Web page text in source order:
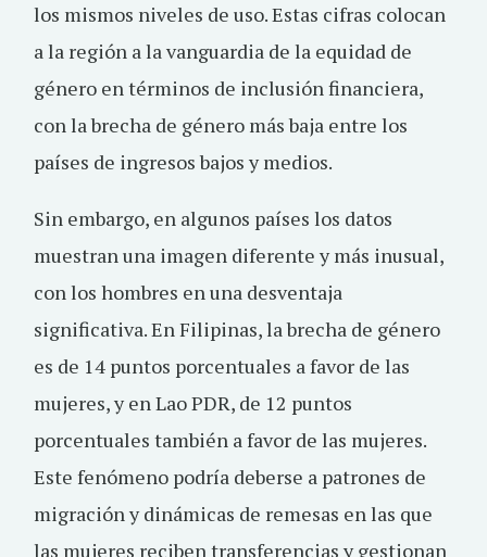
los mismos niveles de uso. Estas cifras colocan
a la región a la vanguardia de la equidad de
género en términos de inclusión financiera,
con la brecha de género más baja entre los
países de ingresos bajos y medios.
Sin embargo, en algunos países los datos
muestran una imagen diferente y más inusual,
con los hombres en una desventaja
significativa. En Filipinas, la brecha de género
es de 14 puntos porcentuales a favor de las
mujeres, y en Lao PDR, de 12 puntos
porcentuales también a favor de las mujeres.
Este fenómeno podría deberse a patrones de
migración y dinámicas de remesas en las que
las mujeres reciben transferencias y gestionan